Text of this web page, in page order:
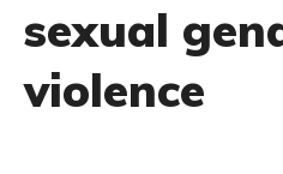
sexual
violence